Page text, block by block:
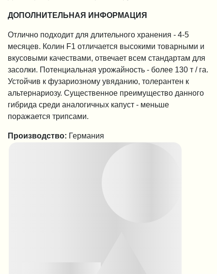
ДОПОЛНИТЕЛЬНАЯ ИНФОРМАЦИЯ
Отлично подходит для длительного хранения - 4-5
месяцев. Колин F1 отличается высокими товарными и
вкусовыми качествами, отвечает всем стандартам для
засолки. Потенциальная урожайность - более 130 т / га.
Устойчив к фузариозному увяданию, толерантен к
альтернариозу. Существенное преимущество данного
гибрида среди аналогичных капуст - меньше
поражается трипсами.
Производство: Германия